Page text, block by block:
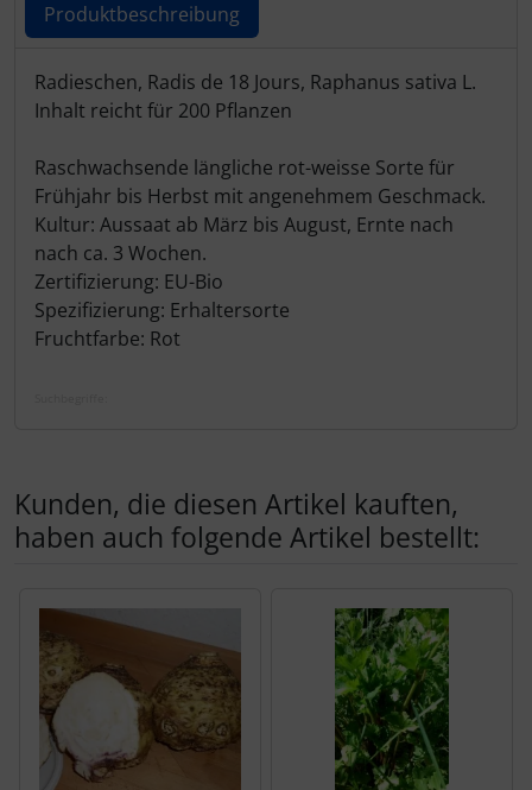
Produktbeschreibung
Produktbeschreibung
Radieschen, Radis de 18 Jours, Raphanus sativa L.
Inhalt reicht für 200 Pflanzen
Raschwachsende längliche rot-weisse Sorte für
Frühjahr bis Herbst mit angenehmem Geschmack.
Kultur: Aussaat ab März bis August, Ernte nach
nach ca. 3 Wochen.
Zertifizierung: EU-Bio
Spezifizierung: Erhaltersorte
Fruchtfarbe: Rot
Kunden, die diesen Artikel kauften,
haben auch folgende Artikel bestellt: